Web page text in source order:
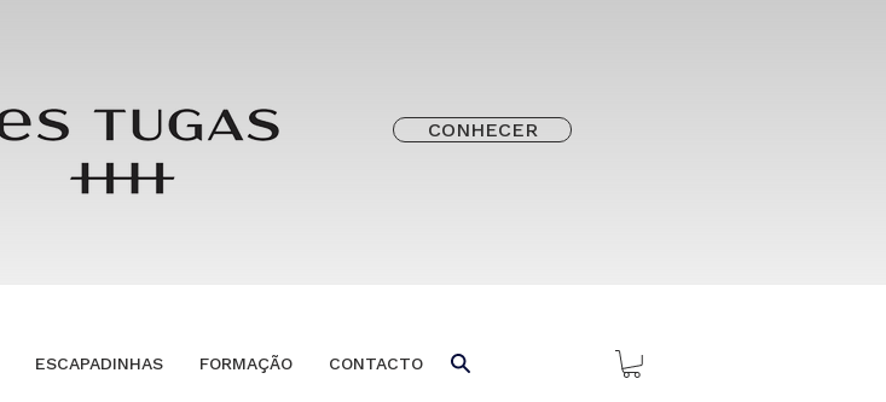
CONHECER
ESCAPADINHAS FORMAÇÃO CONTACTO